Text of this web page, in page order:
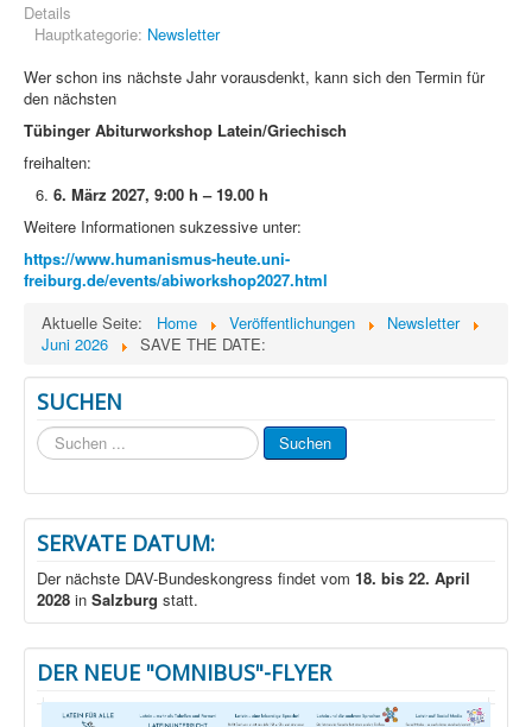
Details
Hauptkategorie: Newsletter
Wer schon ins nächste Jahr vorausdenkt, kann sich den Termin für
den nächsten
Tübinger Abiturworkshop Latein/Griechisch
freihalten:
6. März 2027, 9:00 h – 19.00 h
Weitere Informationen sukzessive unter:
https://www.humanismus-heute.uni-
freiburg.de/events/abiworkshop2027.html
Aktuelle Seite:
Home Veröffentlichungen
Newsletter
Juni 2026
SAVE THE DATE:
SUCHEN
Suchen
...
Suchen
SERVATE DATUM:
Der nächste DAV-Bundeskongress findet vom 18. bis 22. April
2028 in Salzburg statt.
DER NEUE "OMNIBUS"-FLYER